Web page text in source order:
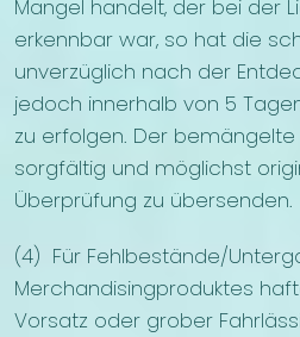
Mangel handelt, der bei der
erkennbar war, so hat die
unverzüglich nach der
jedoch innerhalb von 5
zu erfolgen. Der
sorgfältig und möglichst
Überprüfung zu übersenden.
(4) Für Fehlbestände/
Merchandisingproduktes
Vorsatz oder grober